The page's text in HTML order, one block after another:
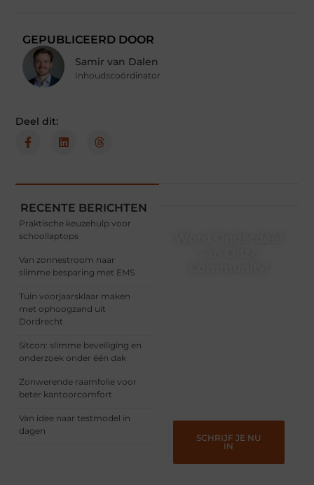
GEPUBLICEERD DOOR
Samir van Dalen
Inhoudscoördinator
Deel dit:
RECENTE BERICHTEN
Praktische keuzehulp voor
schoollaptops
Van zonnestroom naar
slimme besparing met EMS
Tuin voorjaarsklaar maken
met ophoogzand uit
Dordrecht
Sitcon: slimme beveiliging en
onderzoek onder één dak
Zonwerende raamfolie voor
beter kantoorcomfort
Van idee naar testmodel in
dagen
SCHRIJF JE NU
IN